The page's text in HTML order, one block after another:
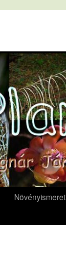
Növényismeret